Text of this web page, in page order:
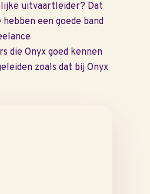
uitvaartleider? Dat
een goede band
die Onyx goed kennen
zoals dat bij Onyx